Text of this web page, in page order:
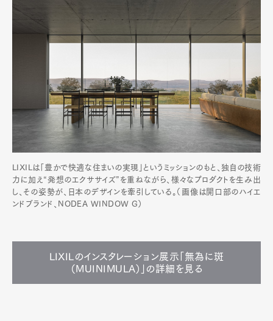
LIXILは「豊かで快適な住まいの実現」というミッションのもと、独自の技術
力に加え“発想のエクササイズ”を重ねながら、様々なプロダクトを生み出
し、その姿勢が、日本のデザインを牽引している。（画像は開口部のハイエ
ンドブランド、NODEA WINDOW G）
LIXILのインスタレーション展示「無為に斑
（MUINIMULA）」の詳細を見る